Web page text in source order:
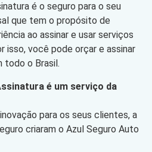
é o seguro para o seu
que tem o propósito de
ao assinar e usar serviços
isso, você pode orçar e assinar
todo o Brasil.
é um serviço da
para os seus clientes, a
criaram o Azul Seguro Auto